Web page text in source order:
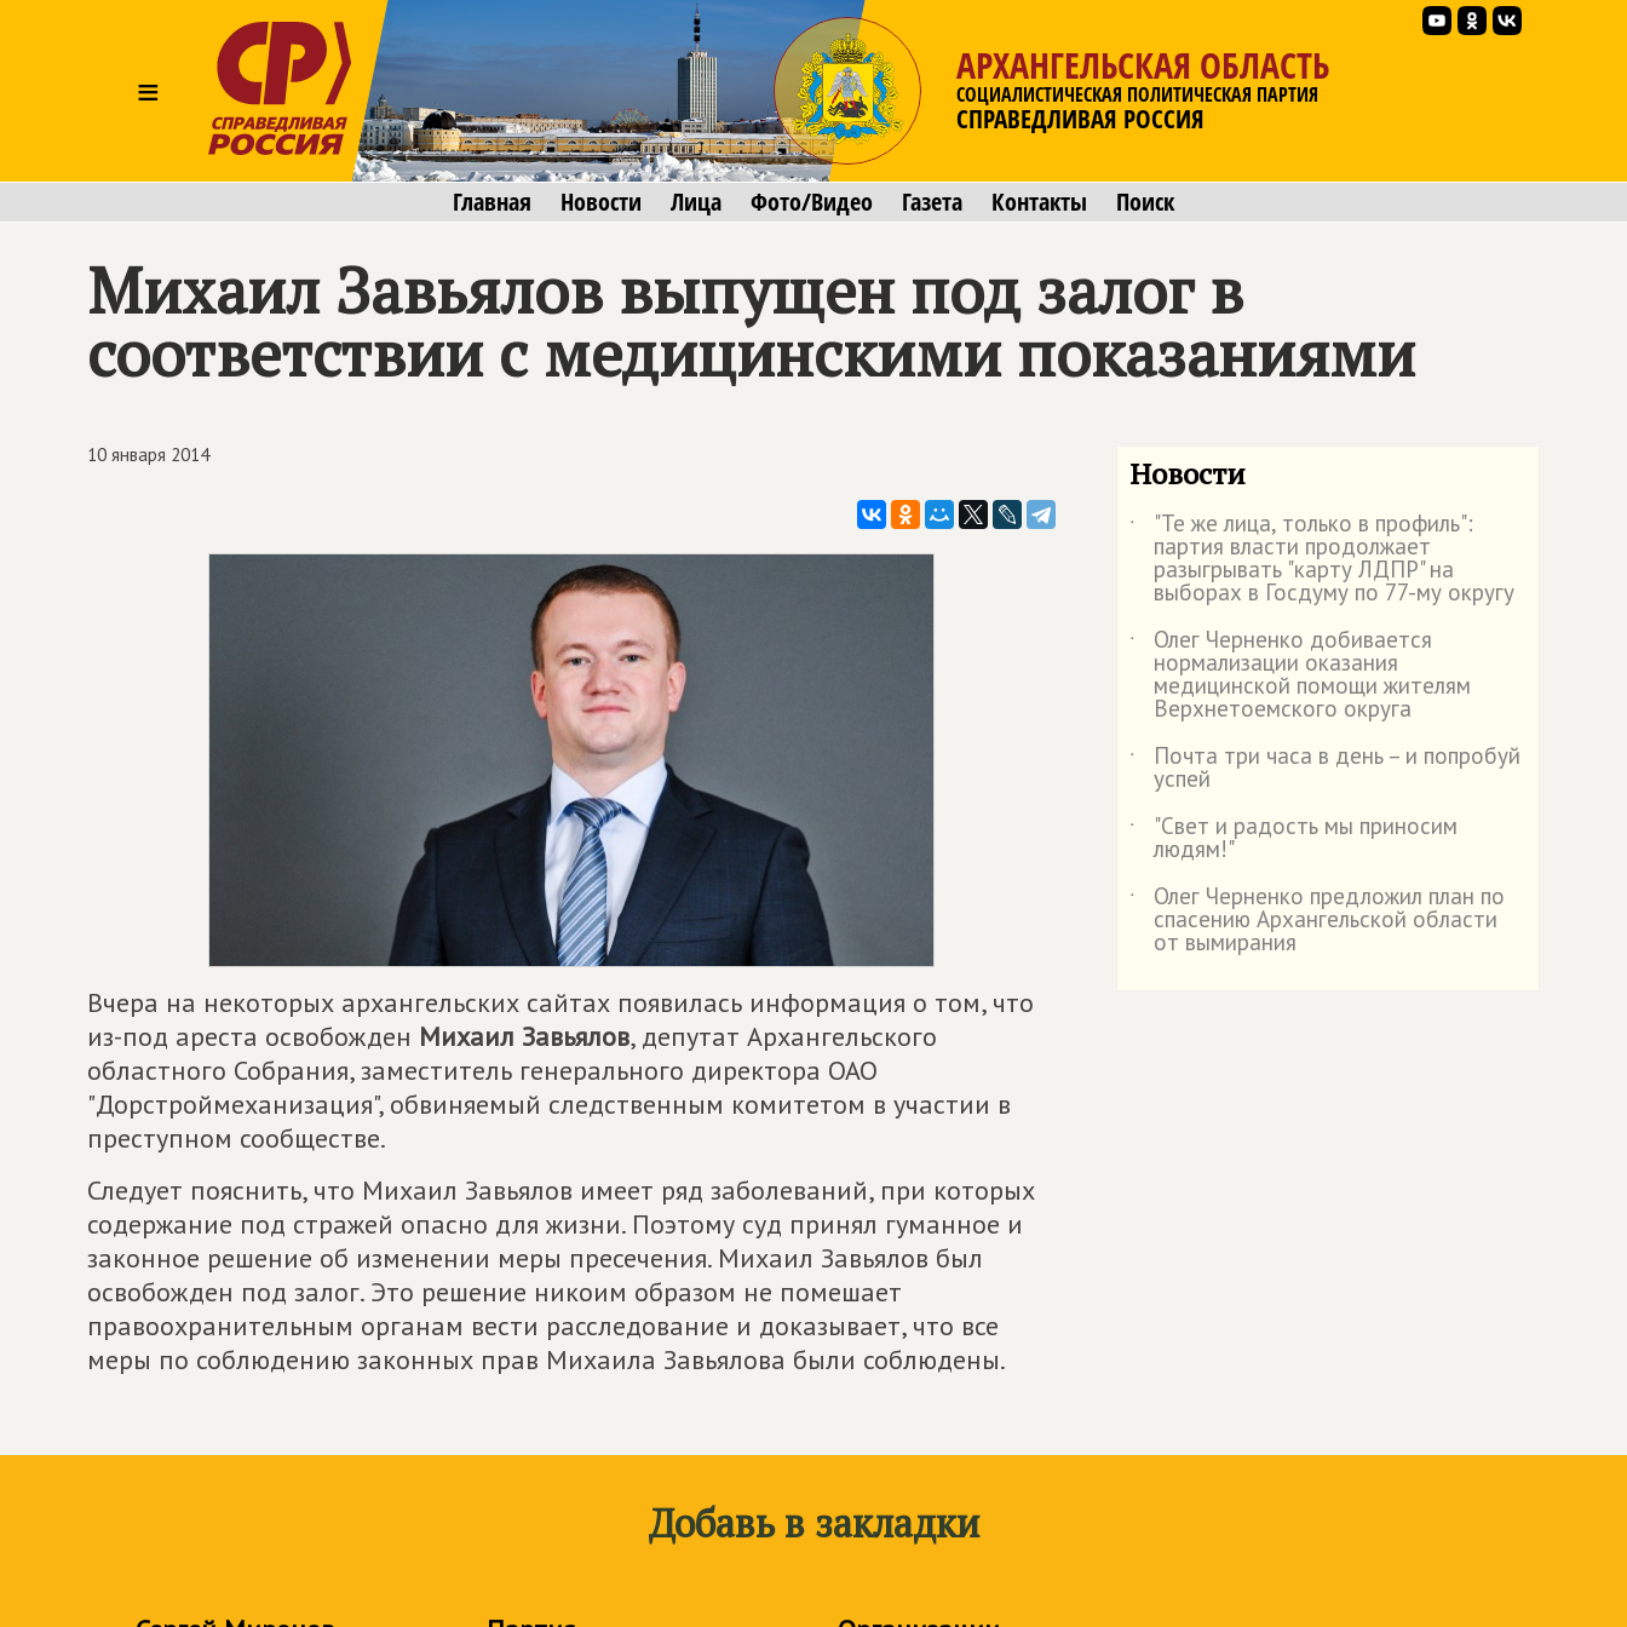
≡
АРХАНГЕЛЬСКАЯ ОБЛАСТЬ
СОЦИАЛИСТИЧЕСКАЯ ПОЛИТИЧЕСКАЯ ПАРТИЯ
СПРАВЕДЛИВАЯ РОССИЯ
Главная Новости Лица Фото/Видео Газета Контакты Поиск
Михаил Завьялов выпущен под залог в
соответствии с медицинскими показаниями
10 января 2014
Вчера на некоторых архангельских сайтах появилась информация о том, что
из-под ареста освобожден Михаил Завьялов, депутат Архангельского
областного Собрания, заместитель генерального директора ОАО
"Дорстроймеханизация", обвиняемый следственным комитетом в участии в
преступном сообществе.
Следует пояснить, что Михаил Завьялов имеет ряд заболеваний, при которых
содержание под стражей опасно для жизни. Поэтому суд принял гуманное и
законное решение об изменении меры пресечения. Михаил Завьялов был
освобожден под залог. Это решение никоим образом не помешает
правоохранительным органам вести расследование и доказывает, что все
меры по соблюдению законных прав Михаила Завьялова были соблюдены.
Новости
˙ "Те же лица, только в профиль":
партия власти продолжает
разыгрывать "карту ЛДПР" на
выборах в Госдуму по 77-му округу
˙
Олег Черненко добивается
нормализации оказания
медицинской помощи жителям
Верхнетоемского округа
˙
Почта три часа в день – и попробуй
успей
˙
"Свет и радость мы приносим
людям!"
˙
Олег Черненко предложил план по
спасению Архангельской области
от вымирания
Добавь в закладки